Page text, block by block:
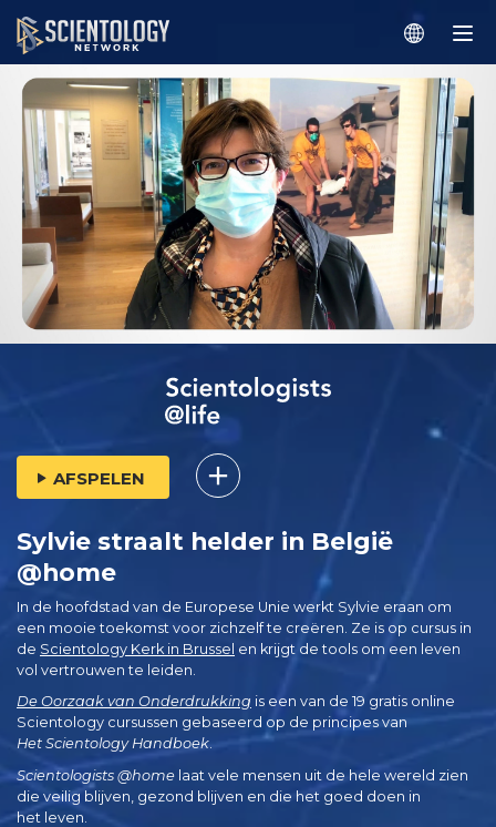
AFSPELEN
Sylvie straalt helder in België
@home
In de hoofdstad van de Europese Unie werkt Sylvie eraan om
een mooie toekomst voor zichzelf te creëren. Ze is op cursus in
de Scientology Kerk in Brussel en krijgt de tools om een leven
vol vertrouwen te leiden.
De Oorzaak van Onderdrukking is een van de 19 gratis online
Scientology cursussen gebaseerd op de principes van
Het Scientology Handboek.
Scientologists @home laat vele mensen uit de hele wereld zien
die veilig blijven, gezond blijven en die het goed doen in
het leven.